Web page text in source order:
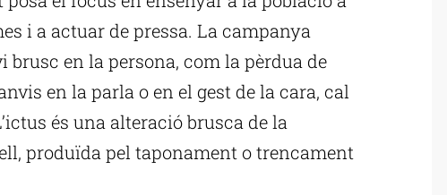
i a actuar de pressa. La campanya
brusc en la persona, com la pèrdua de
en la parla o en el gest de la cara, cal
és una alteració brusca de la
produïda pel taponament o trencament